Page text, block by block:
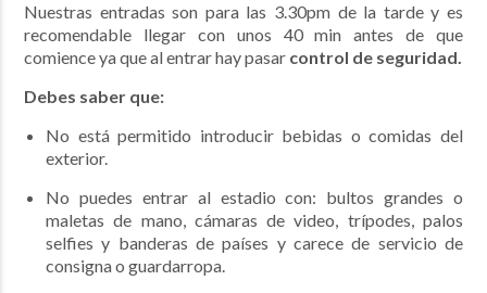
Nuestras entradas son para las 3.30pm de la tarde y es
recomendable llegar con unos 40 min antes de que
comience ya que al entrar hay pasar control de seguridad.
Debes saber que:
No está permitido introducir bebidas o comidas del
exterior.
No puedes entrar al estadio con: bultos grandes o
maletas de mano, cámaras de video, trípodes, palos
selfies y banderas de países y carece de servicio de
consigna o guardarropa.